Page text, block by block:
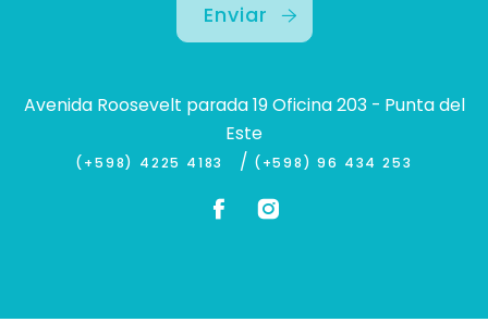
Enviar
Avenida Roosevelt parada 19 Oficina 203 - Punta del
Este
(+598) 4225 4183 / (+598) 96 434 253